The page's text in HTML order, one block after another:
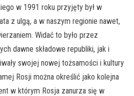
w 1991 roku przyjęty był w
z ulgą, a w naszym regionie nawet,
Widać to było przez
dawne składowe republiki, jak i
swojej nowej tożsamości i kultury
Rosji można określić jako kolejna
w którym Rosja zanurza się w